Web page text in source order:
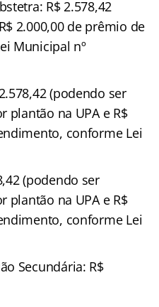
R$ 2.578,42
2.000,00 de prêmio de
Municipal nº
(podendo ser
plantão na UPA e R$
conforme Lei
(podendo ser
plantão na UPA e R$
conforme Lei
Secundária: R$